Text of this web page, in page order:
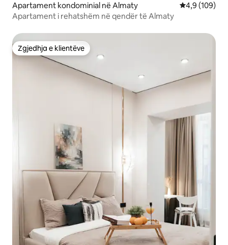
Apartament kondominial në Almaty Vlerësimi
4,9 (109)
Apartament i rehatshëm në qendër të Almaty
Zgjedhja e klientëve
Zgjedhja e klientëve